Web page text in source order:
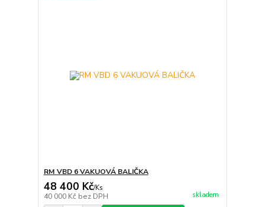
RM VBD 6 VAKUOVÁ BALIČKA
48 400 Kč/Ks
40 000 Kč bez DPH skladem